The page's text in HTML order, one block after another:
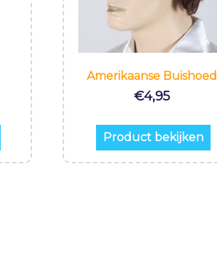
Amerikaanse Buishoed
€4,95
Product bekijken